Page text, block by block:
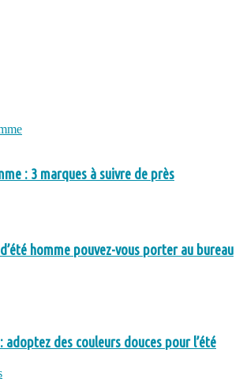
: 3 marques à suivre de près
homme pouvez-vous porter au bureau
adoptez des couleurs douces pour l’été